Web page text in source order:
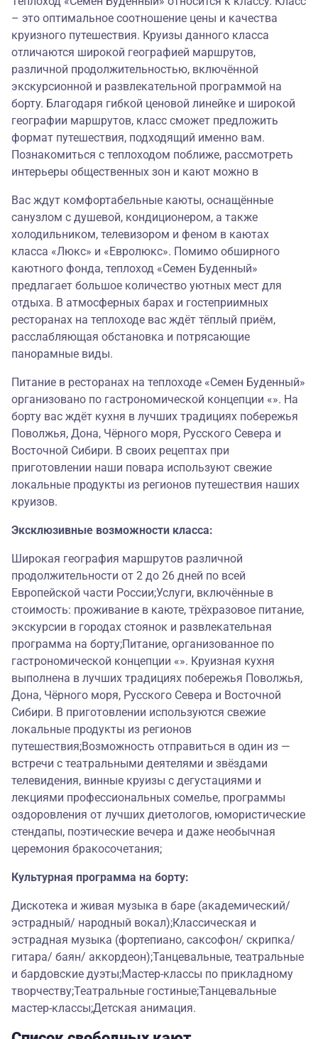
– это оптимальное соотношение цены и качества
круизного путешествия. Круизы данного класса
отличаются широкой географией маршрутов,
различной продолжительностью, включённой
экскурсионной и развлекательной программой на
борту. Благодаря гибкой ценовой линейке и широкой
географии маршрутов, класс сможет предложить
формат путешествия, подходящий именно вам.
Познакомиться с теплоходом поближе, рассмотреть
интерьеры общественных зон и кают можно в
Вас ждут комфортабельные каюты, оснащённые
санузлом с душевой, кондиционером, а также
холодильником, телевизором и феном в каютах
класса «Люкс» и «Евролюкс». Помимо обширного
каютного фонда, теплоход «Семен Буденный»
предлагает большое количество уютных мест для
отдыха. В атмосферных барах и гостеприимных
ресторанах на теплоходе вас ждёт тёплый приём,
расслабляющая обстановка и потрясающие
панорамные виды.
Питание в ресторанах на теплоходе «Семен Буденный»
организовано по гастрономической концепции «». На
борту вас ждёт кухня в лучших традициях побережья
Поволжья, Дона, Чёрного моря, Русского Севера и
Восточной Сибири. В своих рецептах при
приготовлении наши повара используют свежие
локальные продукты из регионов путешествия наших
круизов.
Эксклюзивные возможности класса:
Широкая география маршрутов различной
продолжительности от 2 до 26 дней по всей
Европейской части России;Услуги, включённые в
стоимость: проживание в каюте, трёхразовое питание,
экскурсии в городах стоянок и развлекательная
программа на борту;Питание, организованное по
гастрономической концепции «». Круизная кухня
выполнена в лучших традициях побережья Поволжья,
Дона, Чёрного моря, Русского Севера и Восточной
Сибири. В приготовлении используются свежие
локальные продукты из регионов
путешествия;Возможность отправиться в один из —
встречи с театральными деятелями и звёздами
телевидения, винные круизы с дегустациями и
лекциями профессиональных сомелье, программы
оздоровления от лучших диетологов, юмористические
стендапы, поэтические вечера и даже необычная
церемония бракосочетания;
Культурная программа на борту:
Дискотека и живая музыка в баре (академический/
эстрадный/ народный вокал);Классическая и
эстрадная музыка (фортепиано, саксофон/ скрипка/
гитара/ баян/ аккордеон);Танцевальные, театральные
и бардовские дуэты;Мастер-классы по прикладному
творчеству;Театральные гостиные;Танцевальные
мастер-классы;Детская анимация.